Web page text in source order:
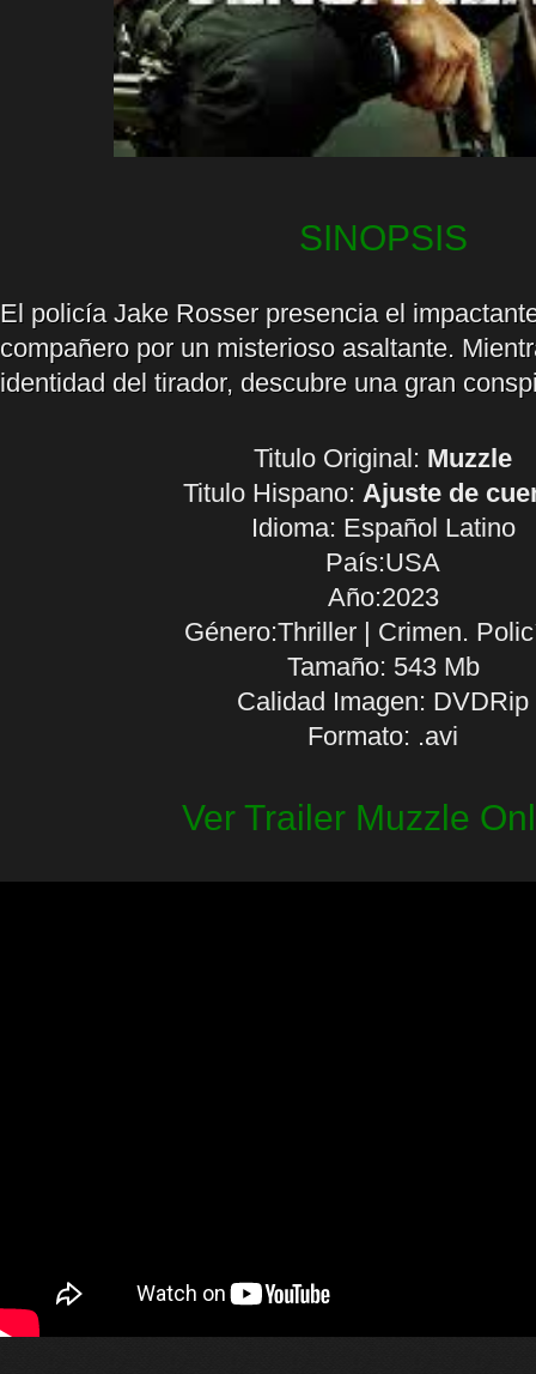
SINOPSIS
El policía Jake Rosser presencia el
compañero por un misterioso asaltante.
identidad del tirador, descubre una gran
Titulo Original: Muzzle
Titulo Hispano: Ajuste de
Idioma: Español Latino
País:USA
Año:2023
Género:Thriller | Crimen.
Tamaño: 543 Mb
Calidad Imagen: DVDRip
Formato: .avi
Ver Trailer Muzzle